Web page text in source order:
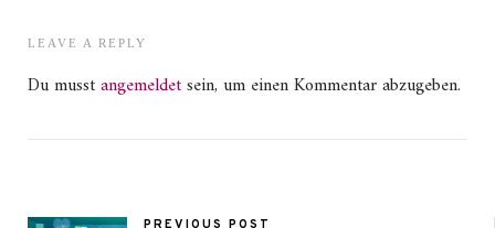
LEAVE A REPLY
Du musstangemeldetsein, um einen Kommentar abzugeben.
PREVIOUS POST